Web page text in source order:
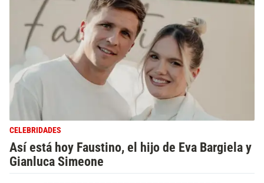
CELEBRIDADES
Así está hoy Faustino, el hijo de Eva Bargiela y
Gianluca Simeone